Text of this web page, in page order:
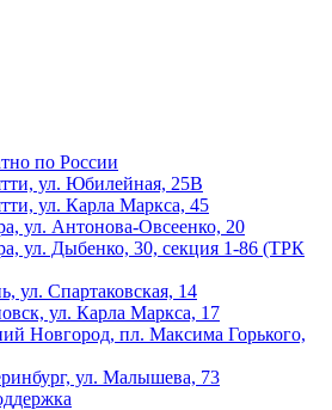
по России
ул. Юбилейная, 25В
ул. Карла Маркса, 45
ул. Антонова-Овсеенко, 20
ул. Дыбенко, 30, секция 1-86 (ТРК
ул. Спартаковская, 14
ул. Карла Маркса, 17
Новгород, пл. Максима Горького,
ул. Малышева, 73